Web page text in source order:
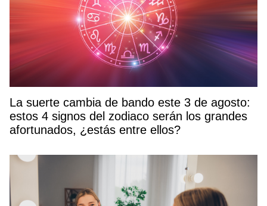
La suerte cambia de bando este 3 de agosto:
estos 4 signos del zodiaco serán los grandes
afortunados, ¿estás entre ellos?